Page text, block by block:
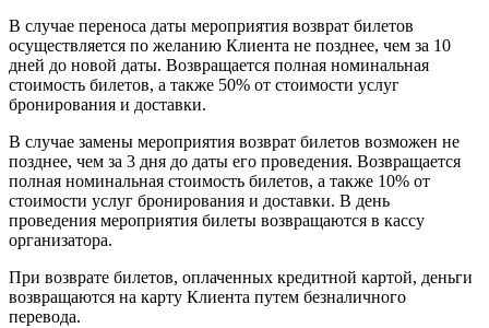
В случае переноса даты мероприятия возврат билетов
осуществляется по желанию Клиента не позднее, чем за 10
дней до новой даты. Возвращается полная номинальная
стоимость билетов, а также 50% от стоимости услуг
бронирования и доставки.
В случае замены мероприятия возврат билетов возможен не
позднее, чем за 3 дня до даты его проведения. Возвращается
полная номинальная стоимость билетов, а также 10% от
стоимости услуг бронирования и доставки. В день
проведения мероприятия билеты возвращаются в кассу
организатора.
При возврате билетов, оплаченных кредитной картой, деньги
возвращаются на карту Клиента путем безналичного
перевода.